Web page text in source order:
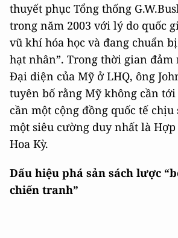
thuyết phục Tổng thống
trong năm 2003 với lý do quốc
vũ khí hóa học và đang chuẩn
hạt nhân”. Trong thời gian
Đại diện của Mỹ ở LHQ, ông
tuyên bố rằng Mỹ không cần tới
cần một cộng đồng quốc tế
một siêu cường duy nhất là
Hoa Kỳ.
Dấu hiệu phá sản sách lược
chiến tranh”